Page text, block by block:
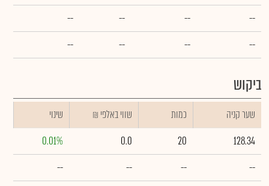
--
--
--
--
--
--
--
--
ביקוש
שער קניה כמות ₪ שווי באלפי
שינוי
128.34
20
0.0
0.01%
--
--
--
--